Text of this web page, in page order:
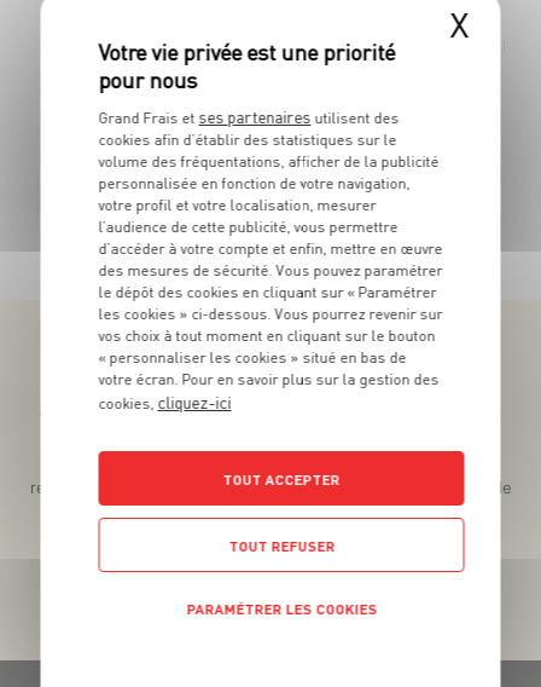
€
99
La barquette de 250 g - Soit 23€96 le kg
TOUTES NOS PROMOTIONS
Téléchargez l’App pour profiter d’offres exclusives !
recettes gourmandes, des jeux inédits... le tout dans une seule
app !
X
Grand Frais et ses partenaires utilisent des
cookies afin d’établir des statistiques sur le
volume des fréquentations, afficher de la publicité
personnalisée en fonction de votre navigation,
votre profil et votre localisation, mesurer
l’audience de cette publicité, vous permettre
d’accéder à votre compte et enfin, mettre en œuvre
des mesures de sécurité. Vous pouvez paramétrer
le dépôt des cookies en cliquant sur « Paramétrer
les cookies » ci-dessous. Vous pourrez revenir sur
vos choix à tout moment en cliquant sur le bouton
« personnaliser les cookies » situé en bas de
votre écran. Pour en savoir plus sur la gestion des
cookies, cliquez-ici
TOUT ACCEPTER
TOUT REFUSER
PARAMÉTRER LES COOKIES